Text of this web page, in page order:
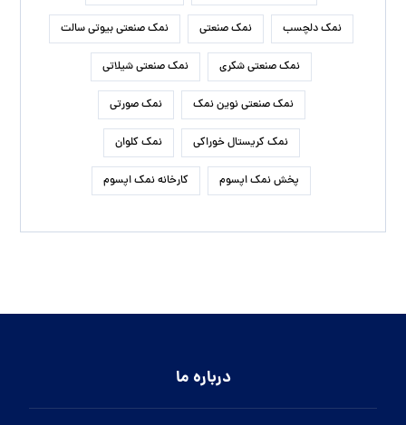
نمک دلچسب نمک صنعتی نمک صنعتی بیوتی سالت
نمک صنعتی شکری نمک صنعتی شیلاتی
نمک صنعتی نوین نمک نمک صورتی
نمک کریستال خوراکی نمک کلوان
پخش نمک اپسوم کارخانه نمک اپسوم
درباره ما